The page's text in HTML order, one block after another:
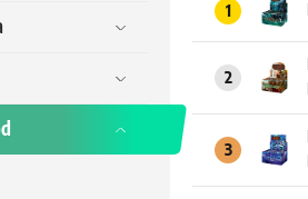
1
2
3